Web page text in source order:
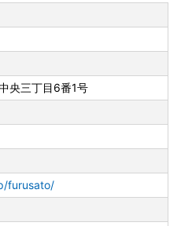
方を対象に、糸島市では202
ワンストップ特例申請のお手
ご確認ください。
書類をご確認くださいま
ない方は、引き続き申請書
ます。
請書に必要事項をご記入の
央三丁目6番1号
furusato/